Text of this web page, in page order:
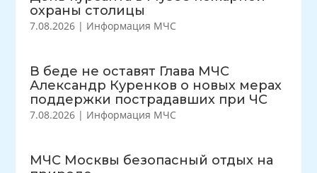
охраны столицы
7.08.2026 | Информация МЧС
В беде не оставят Глава МЧС
Александр Куренков о новых мерах
поддержки пострадавших при ЧС
7.08.2026 | Информация МЧС
МЧС Москвы безопасный отдых на